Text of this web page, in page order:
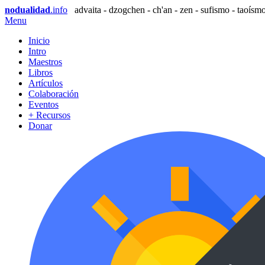
nodualidad.info
advaita - dzogchen - ch'an - zen - sufismo -
Menu
Inicio
Intro
Maestros
Libros
Artículos
Colaboración
Eventos
+ Recursos
Donar